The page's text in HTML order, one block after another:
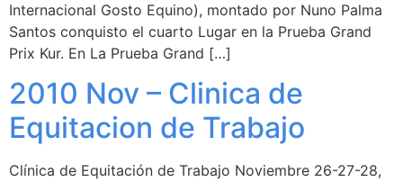
Internacional Gosto Equino), montado por Nuno Palma
Santos conquisto el cuarto Lugar en la Prueba Grand
Prix Kur. En La Prueba Grand […]
2010 Nov – Clinica de
Equitacion de Trabajo
Clínica de Equitación de Trabajo Noviembre 26-27-28,